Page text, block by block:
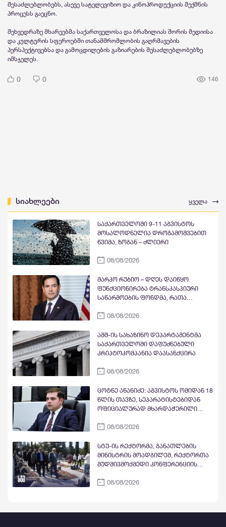
შესაძლებლობებს, ასევე სატელევიზიო და კინოპროდუქციის შექმნის
პროცესს გაეცნო.
შეხვედრაზე მხარეებმა საქართველოსა და ბრაზილიას შორის მედიისა
და კულტურის სფეროებში თანამშრომლობის გაღრმავების
პერსპექტივებსა და გამოცდილების გაზიარების შესაძლებლობებზე
იმსჯელეს.
0 0 146
სიახლეები ყველა
საქართველოში 9-11 აგვისტოს
მოსალოდნელია დროგამოშვებით
წვიმა, ზოგან – ძლიერი
08/08/2026
მარკო რუბიო – დღეს დაიწყო
ფუნქციონირება ტრანსკასპიური
საწარმოების ფონდმა, რათა
ინვესტიციები სამხრეთ კავკასიასა
დერეფნის გასწვრივ
08/08/2026
აშშ-ის სახაზინო დეპარტამენტმა
საქართველოში დაფუძნებული
კრიპტოკომპანია დაასანქცირა
08/08/2026
ცოტნე ანანიძე: აგვისტოს ომიდან 18
წლის თავზე, სეპარატისტებიდან
ოფიციალურად მხარდაჭერილი
08/08/2026
სტუ-ის რექტორმა, განათლების
მინისტრის მოადგილემ, რექტორთა
მუდმივმოქმედი კონფერენციის
რექტორებმა და სტუდენტებმა
08/08/2026